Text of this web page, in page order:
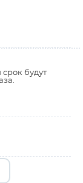
будут